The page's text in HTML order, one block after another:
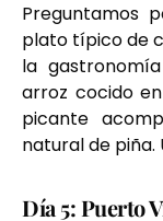
Preguntamos
plato típico de
la
arroz cocido
picante
natural de piña.
Día 5: Puerto